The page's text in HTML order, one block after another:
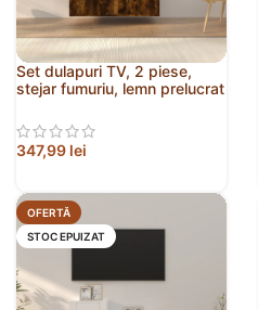
Set dulapuri TV, 2 piese,
stejar fumuriu, lemn prelucrat
347,99 lei
OFERTĂ
STOC EPUIZAT